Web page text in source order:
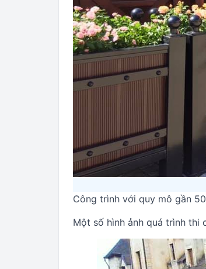
Công trình với quy mô gần
Một số hình ảnh quá trình thi